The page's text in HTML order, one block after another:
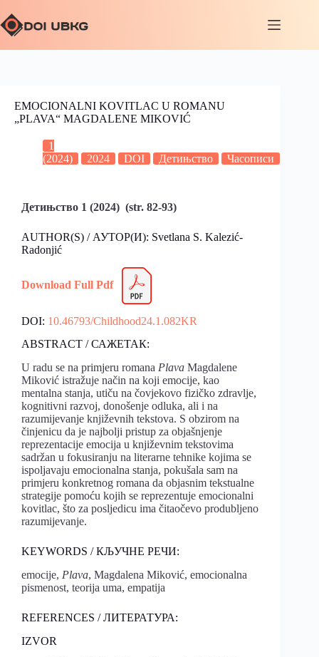
EMOCIONALNI KOVITLAC U ROMANU
„PLAVA“ MAGDALENE MIKOVIĆ
1
(2024)
2024 DOI Детињство Часописи
Детињство 1 (2024) (str. 82-93)
AUTHOR(S) / АУТОР(И): Svetlana S. Kalezić-
Radonjić
Download Full Pdf
DOI: 10.46793/Childhood24.1.082KR
ABSTRACT / САЖЕТАК:
U radu se na primjeru romana Plava Magdalene
Miković istražuje način na koji emocije, kao
mentalna stanja, utiču na čovjekovo fizičko zdravlje,
kognitivni razvoj, donošenje odluka, ali i na
razumijevanje književnih tekstova. S obzirom na
činjenicu da je najbolji pristup za objašnjenje
reprezentacije emocija u književnim tekstovima
sadržan u fokusiranju na literarne tehnike kojima se
ispoljavaju emocionalna stanja, pokušala sam na
primjeru konkretnog romana da objasnim tekstualne
strategije pomoću kojih se reprezentuje emocionalni
kovitlac, što za posljedicu ima čitaočevo produbljeno
razumijevanje.
KEYWORDS / КЉУЧНЕ РЕЧИ:
emocije, Plava, Magdalena Miković, emocionalna
pismenost, teorija uma, empatija
REFERENCES / ЛИТЕРАТУРА:
IZVOR